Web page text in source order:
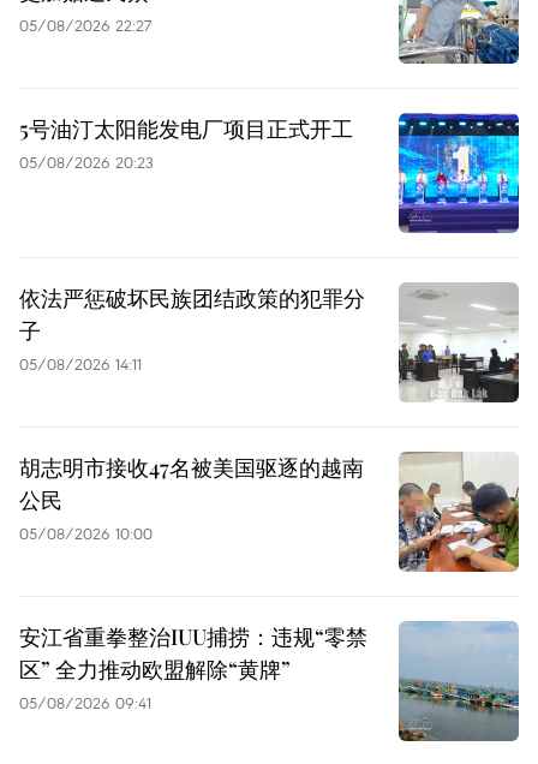
05/08/2026 22:27
5号油汀太阳能发电厂项目正式开工
05/08/2026 20:23
依法严惩破坏民族团结政策的犯罪分
子
05/08/2026 14:11
胡志明市接收47名被美国驱逐的越南
公民
05/08/2026 10:00
安江省重拳整治IUU捕捞：违规“零禁
区” 全力推动欧盟解除“黄牌”
05/08/2026 09:41